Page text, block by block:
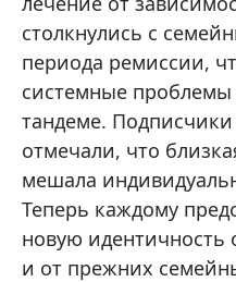
столкнулись с
периода ремиссии,
системные
тандеме.
отмечали, что
мешала
Теперь каждому
новую идентичность
и от прежних